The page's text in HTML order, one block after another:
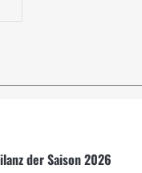
der Saison 2026